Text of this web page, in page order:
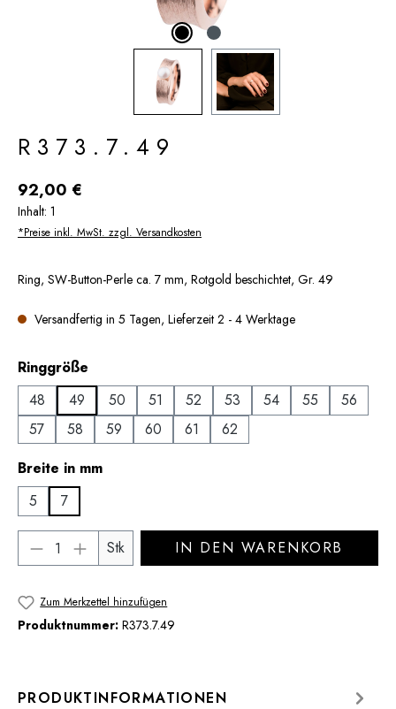
R373.7.49
Regulärer Preis:
92,00 €
Inhalt: 1
*Preise inkl. MwSt. zzgl. Versandkosten
Ring, SW-Button-Perle ca. 7 mm, Rotgold beschichtet, Gr. 49
Versandfertig in 5 Tagen, Lieferzeit 2 - 4 Werktage
Ringgröße
48
49 50 51 52 53 54 55
56
57
58 59 60 61
62
Breite in mmauswählen
5
7
Produkt Anzahl: Gib den gewünschten
Stk IN DEN WARENKORB
Zum Merkzettel hinzufügen
Produktnummer: R373.7.49
PRODUKTINFORMATIONEN